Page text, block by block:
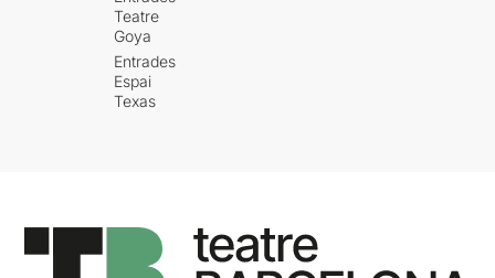
Teatre
Goya
Entrades
Espai
Texas